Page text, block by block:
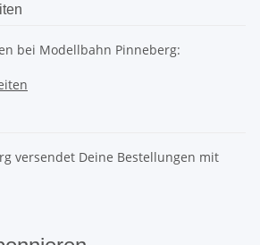
bei Modellbahn Pinneberg:
versendet Deine Bestellungen mit